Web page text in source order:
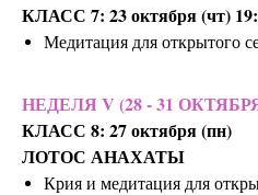
КЛАСС 7: 23 октября (чт)
Медитация для открытого
НЕДЕЛЯ V (28 - 31
КЛАСС 8: 27 октября (пн)
ЛОТОС АНАХАТЫ
Крия и медитация для